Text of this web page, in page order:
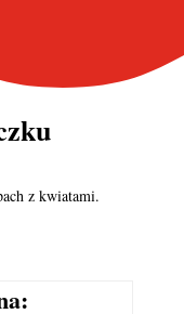
z kwiatami.